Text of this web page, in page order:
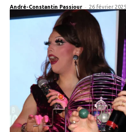
André-Constantin Passiour - 26 février 2025